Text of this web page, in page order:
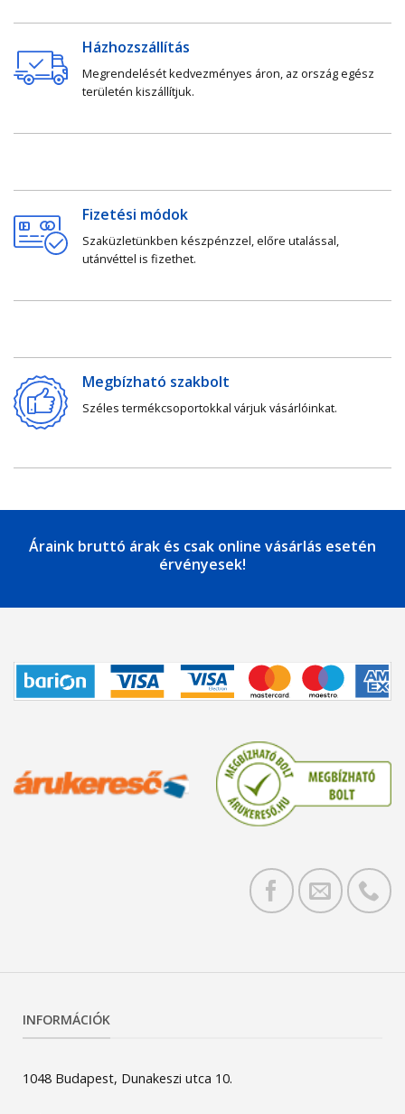
Házhozszállítás
Megrendelését kedvezményes áron, az ország egész
területén kiszállítjuk.
Fizetési módok
Szaküzletünkben készpénzzel, előre utalással,
utánvéttel is fizethet.
Megbízható szakbolt
Széles termékcsoportokkal várjuk vásárlóinkat.
Áraink bruttó árak és csak online vásárlás esetén
érvényesek!
INFORMÁCIÓK
1048 Budapest, Dunakeszi utca 10.